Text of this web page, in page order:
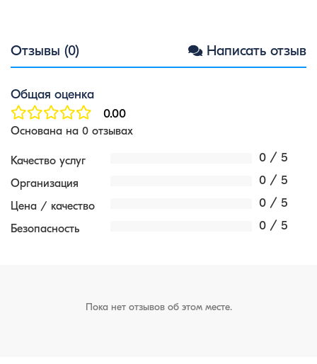
Отзывы (0) Написать отзыв
Общая оценка
0.00
Основана на 0 отзывах
Качество услуг 0 / 5
Организация 0 / 5
Цена / качество 0 / 5
Безопасность 0 / 5
Пока нет отзывов об этом месте.